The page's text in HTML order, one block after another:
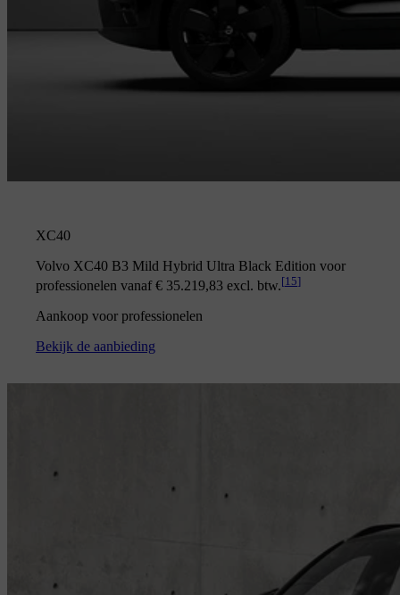
XC40
Volvo XC40 B3 Mild Hybrid Ultra Black Edition voor
professionelen vanaf € 35.219,83 excl. btw.[15]
Aankoop voor professionelen
Bekijk de aanbieding